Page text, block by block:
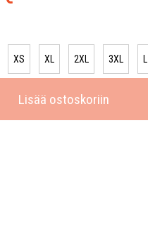
XS XL 2XL 3XL L
Lisää ostoskoriin